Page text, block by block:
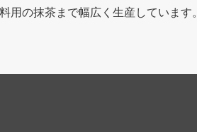
の抹茶まで幅広く生産しています。